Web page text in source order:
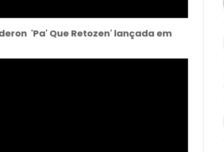
'Pa' Que Retozen' lançada em